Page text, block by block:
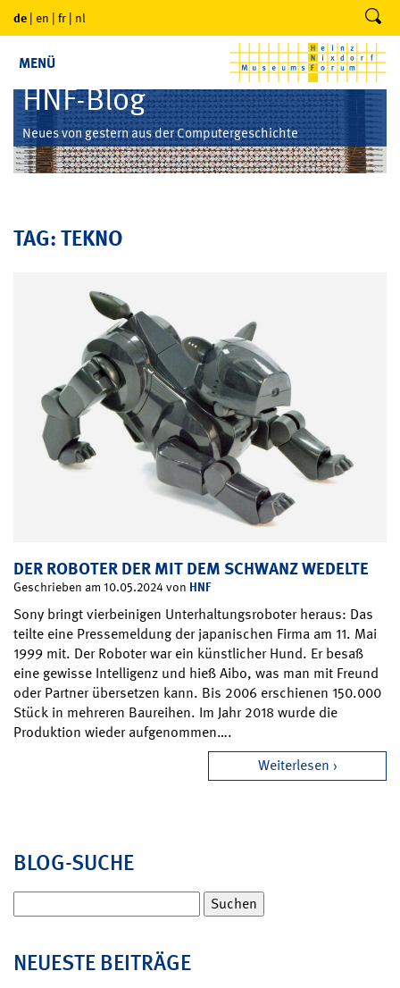
de | en | fr | nl
MENÜ
HNF-Blog
Neues von gestern aus der Computergeschichte
TAG: TEKNO
DER ROBOTER DER MIT DEM SCHWANZ WEDELTE
Geschrieben am 10.05.2024 von HNF
Sony bringt vierbeinigen Unterhaltungsroboter heraus: Das
teilte eine Pressemeldung der japanischen Firma am 11. Mai
1999 mit. Der Roboter war ein künstlicher Hund. Er besaß
eine gewisse Intelligenz und hieß Aibo, was man mit Freund
oder Partner übersetzen kann. Bis 2006 erschienen 150.000
Stück in mehreren Baureihen. Im Jahr 2018 wurde die
Produktion wieder aufgenommen….
Weiterlesen
BLOG-SUCHE
nach:
NEUESTE BEITRÄGE